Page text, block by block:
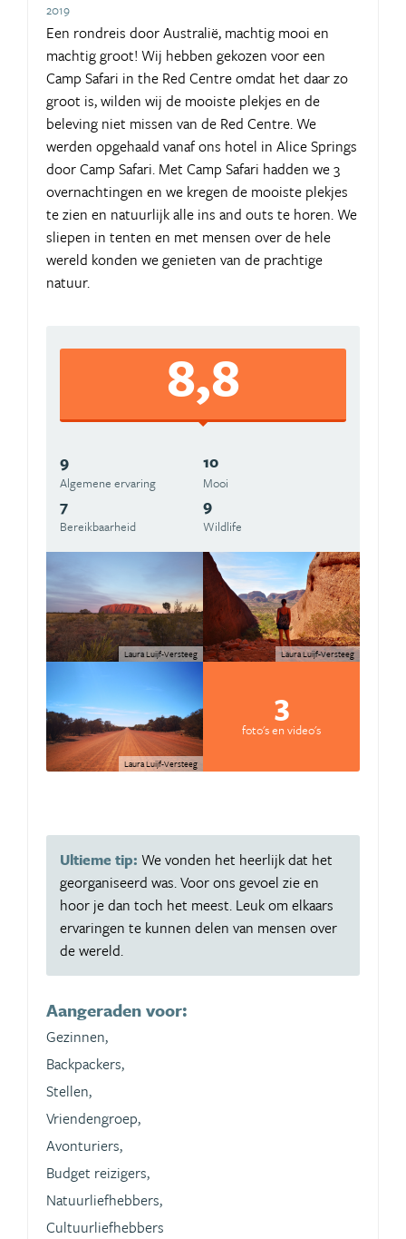
2019
Een rondreis door Australië, machtig mooi en
machtig groot! Wij hebben gekozen voor een
Camp Safari in the Red Centre omdat het daar zo
groot is, wilden wij de mooiste plekjes en de
beleving niet missen van de Red Centre. We
werden opgehaald vanaf ons hotel in Alice Springs
door Camp Safari. Met Camp Safari hadden we 3
overnachtingen en we kregen de mooiste plekjes
te zien en natuurlijk alle ins and outs te horen. We
sliepen in tenten en met mensen over de hele
wereld konden we genieten van de prachtige
natuur.
8,8
9
Algemene ervaring
10
Mooi
7
Bereikbaarheid
9
Wildlife
Laura Luijf-Versteeg Laura Luijf-Versteeg
Laura Luijf-Versteeg
3
foto's en video's
Ultieme tip: We vonden het heerlijk dat het
georganiseerd was. Voor ons gevoel zie en
hoor je dan toch het meest. Leuk om elkaars
ervaringen te kunnen delen van mensen over
de wereld.
Aangeraden voor:
Gezinnen,
Backpackers,
Stellen,
Vriendengroep,
Avonturiers,
Budget reizigers,
Natuurliefhebbers,
Cultuurliefhebbers